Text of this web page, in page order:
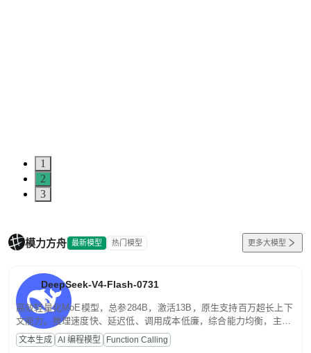
1
2
3
模力方舟 最新模型 热门模型 更多大模型
DeepSeek-V4-Flash-0731
高效轻量化MoE模型，总参284B，激活13B，原生支持百万超长上下
文能力。推理速度快、延迟低、调用成本低廉，综合能力均衡，主打
高并发、轻量化任务，适合日常对话、内容创作、基础 RAG、批量
文案处理等普惠刚需场景。
文本生成 AI 编程模型 Function Calling